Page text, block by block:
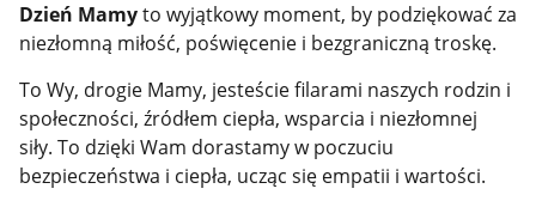
Dzień Mamyto wyjątkowy moment, by podziękować za
niezłomną miłość, poświęcenie i bezgraniczną troskę.
To Wy, drogie Mamy, jesteście filarami naszych rodzin i
społeczności, źródłem ciepła, wsparcia i niezłomnej
siły. To dzięki Wam dorastamy w poczuciu
bezpieczeństwa i ciepła, ucząc się empatii i wartości.